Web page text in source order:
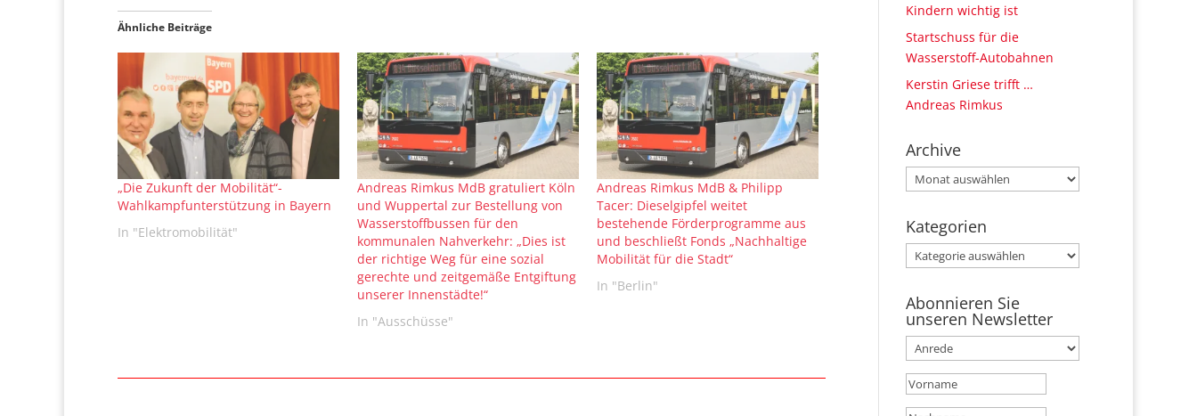
Ähnliche Beiträge
„Die Zukunft der Mobilität“-
Wahlkampfunterstützung in Bayern
In "Elektromobilität"
Andreas Rimkus MdB gratuliert Köln
und Wuppertal zur Bestellung von
Wasserstoffbussen für den
kommunalen Nahverkehr: „Dies ist
der richtige Weg für eine sozial
gerechte und zeitgemäße Entgiftung
unserer Innenstädte!“
In "Ausschüsse"
Andreas Rimkus MdB & Philipp
Tacer: Dieselgipfel weitet
bestehende Förderprogramme aus
und beschließt Fonds „Nachhaltige
Mobilität für die Stadt“
In "Berlin"
Kindern wichtig ist
Startschuss für die
Wasserstoff-Autobahnen
Kerstin Griese trifft …
Andreas Rimkus
Archive
Archive
Kategorien
Kategorien
Abonnieren Sie
unseren Newsletter